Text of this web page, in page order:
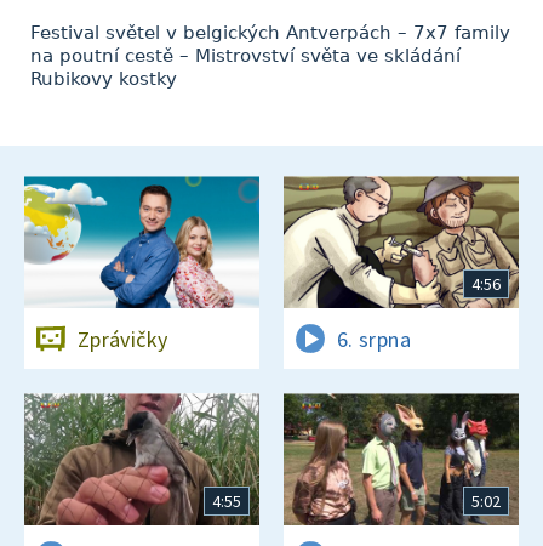
Festival světel v belgických Antverpách – 7x7 family
na poutní cestě – Mistrovství světa ve skládání
Rubikovy kostky
Zprávičky
4:56
6. srpna
4:55 5:02